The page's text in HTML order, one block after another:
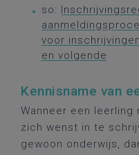
so:
voor
en volgende
Kennisname van
Wanneer een leerling
zich wenst in te
gewoon onderwijs,